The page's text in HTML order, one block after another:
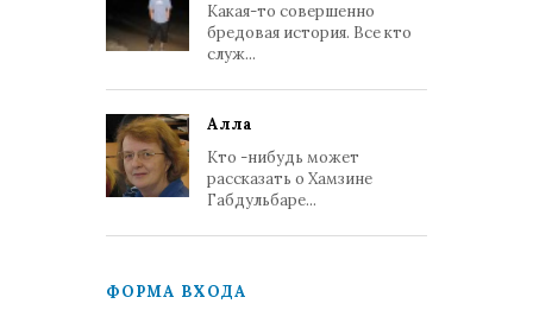
Какая-то совершенно
бредовая история. Все кто
служ...
Алла
Кто -нибудь может
рассказать о Хамзине
Габдульбаре...
ФОРМА ВХОДА